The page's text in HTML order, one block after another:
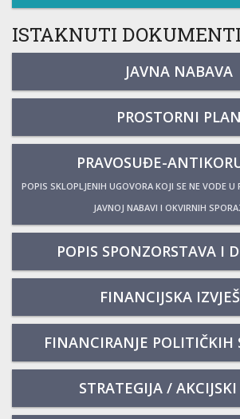
ISTAKNUTI DOKUMENTI
JAVNA NABAVA
PROSTORNI PLAN
PRAVOSUĐE-
POPIS SKLOPLJENIH UGOVORA KOJI SE NE VODE U
JAVNOJ NABAVI I OKVIRNIH
POPIS SPONZORSTAVA I
FINANCIJSKA
FINANCIRANJE POLITIČKIH
STRATEGIJA /